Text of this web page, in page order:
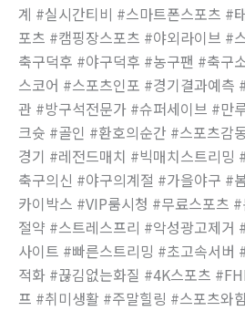
계 #실시간티비 #스마트폰스포츠 #
포츠 #캠핑장스포츠 #야외라이브 #
축구덕후 #야구덕후 #농구팬 #축구
스코어 #스포츠인포 #경기결과예측
관 #방구석전문가 #슈퍼세이브 #만
크슛 #골인 #환호의순간 #스포츠감
경기 #레전드매치 #빅매치스트리밍
축구의신 #야구의계절 #가을야구 #
카이박스 #VIP룸시청 #무료스포츠
절약 #스트레스프리 #악성광고제거
사이트 #빠른스트리밍 #초고속서버
적화 #끊김없는화질 #4K스포츠
프 #취미생활 #주말힐링 #스포츠와